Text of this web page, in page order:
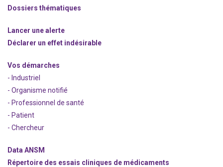
Dossiers thématiques
Lancer une alerte
Déclarer un effet indésirable
Vos démarches
- Industriel
- Organisme notifié
- Professionnel de santé
- Patient
- Chercheur
Data ANSM
Répertoire des essais cliniques de médicaments